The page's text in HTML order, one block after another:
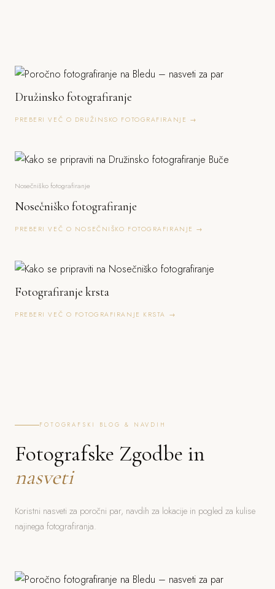
Družinsko fotografiranje
PREBERI VEČ O DRUŽINSKO FOTOGRAFIRANJE →
Nosečniško fotografiranje
Nosečniško fotografiranje
PREBERI VEČ O NOSEČNIŠKO FOTOGRAFIRANJE →
Fotografiranje krsta
PREBERI VEČ O FOTOGRAFIRANJE KRSTA →
FOTOGRAFSKI BLOG & NAVDIH
Fotografske Zgodbe in
nasveti
Koristni nasveti za poročni par, navdih za lokacije in pogled za kulise
najinega fotografiranja.